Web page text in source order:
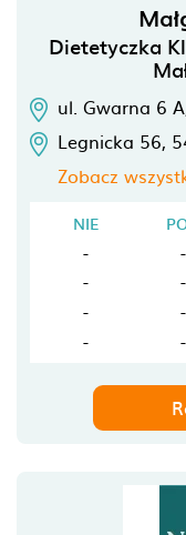
Dietetyczka
ul. Gwarna 6
Legnicka 56,
Zobacz
NIE
-
-
-
-
-
-
-
-